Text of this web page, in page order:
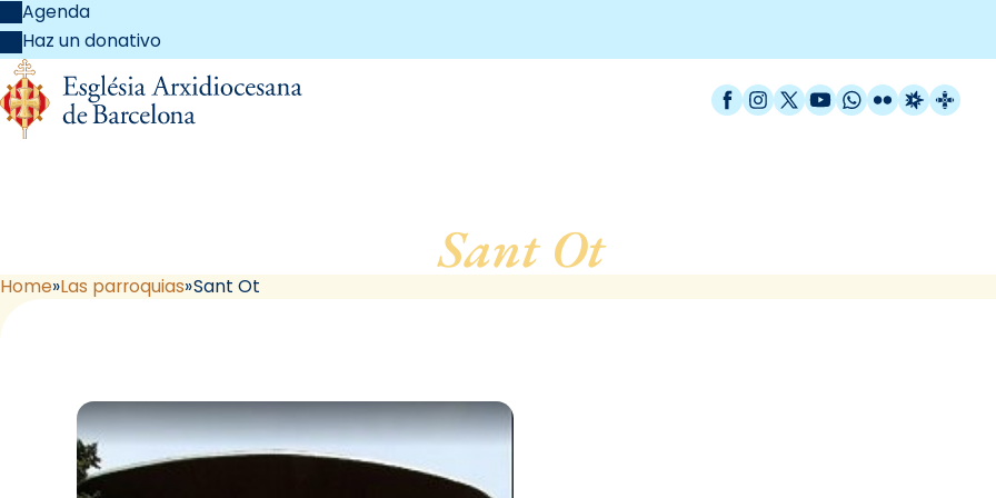
Agenda
Haz un donativo
Facebook
Instagram
X / Twitter
YouTube
WhatsApp
FlickrRadio
Sant Ot, de Barcelona
Home Las parroquias Sant Ot